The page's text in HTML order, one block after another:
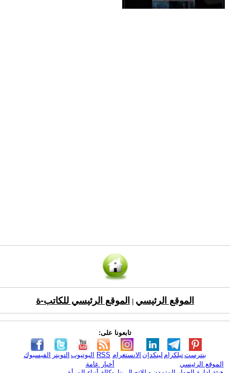
الموقع الرئيسي الموقع الرئيسي للكاتب-ة
تابعونا على:
الفيسبوك التويتر اليوتيوب RSS الانستغرام لينكدإن تيلكرامبنترست
الموقع الرئيسي
أخبار عامة